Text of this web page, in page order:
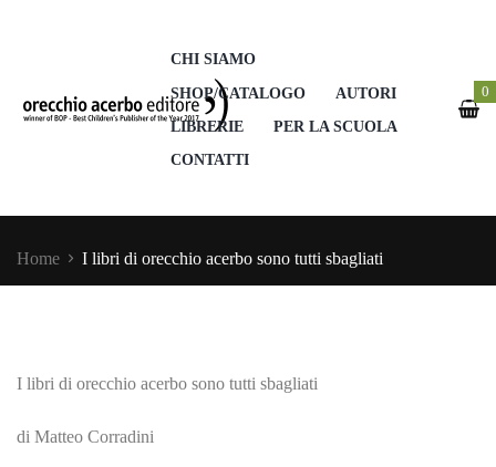
CHI SIAMO
SHOP/CATALOGO
AUTORI
LIBRERIE
PER LA SCUOLA
CONTATTI
0
Home I libri di orecchio acerbo sono tutti sbagliati
I libri di orecchio acerbo sono tutti sbagliati
di Matteo Corradini